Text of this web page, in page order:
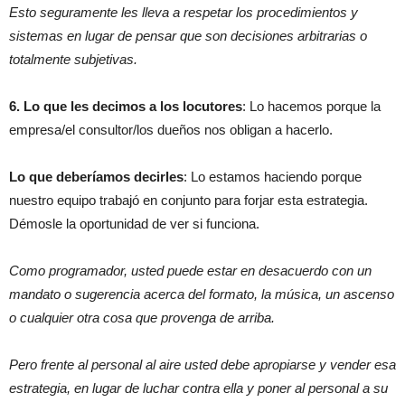
Esto seguramente les lleva a respetar los procedimientos y
sistemas en lugar de pensar que son decisiones arbitrarias o
totalmente subjetivas.
6. Lo que les decimos a los locutores: Lo hacemos porque la
empresa/el consultor/los dueños nos obligan a hacerlo.
Lo que deberíamos decirles: Lo estamos haciendo porque
nuestro equipo trabajó en conjunto para forjar esta estrategia.
Démosle la oportunidad de ver si funciona.
Como programador, usted puede estar en desacuerdo con un
mandato o sugerencia acerca del formato, la música, un ascenso
o cualquier otra cosa que provenga de arriba.
Pero frente al personal al aire usted debe apropiarse y vender esa
estrategia, en lugar de luchar contra ella y poner al personal a su